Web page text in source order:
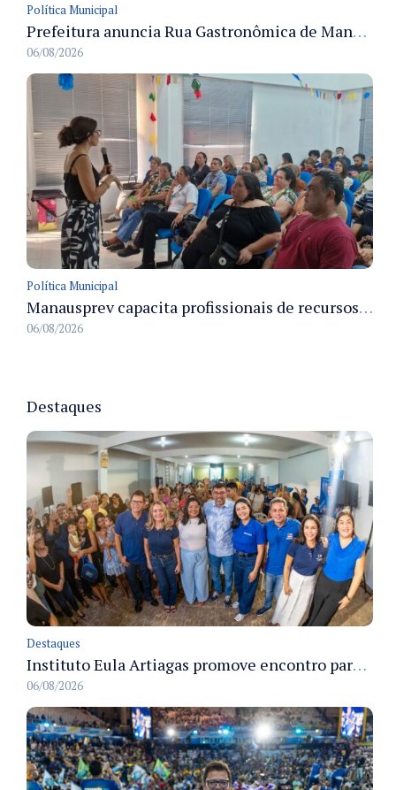
Política Municipal
Prefeitura anuncia Rua Gastronômica de Manaus e garante alternativas para 54 ambulantes cadastrados
06/08/2026
Política Municipal
Manausprev capacita profissionais de recursos humanos para agilizar concessão de aposentadorias no município
06/08/2026
Destaques
Destaques
Instituto Eula Artiagas promove encontro para discutir melhorias para o bairro Petrópolis
06/08/2026